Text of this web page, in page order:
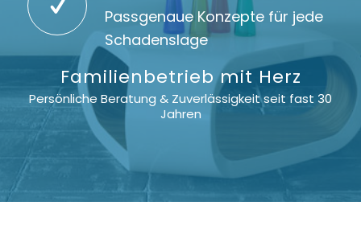
Passgenaue Konzepte für jede
Schadenslage
Familienbetrieb mit Herz
Persönliche Beratung & Zuverlässigkeit seit fast 30
Jahren